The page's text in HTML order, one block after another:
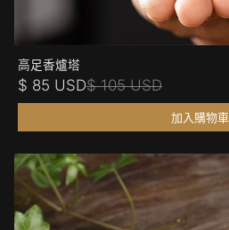
高足香爐塔
$ 85 USD$ 105 USD
加入購物車